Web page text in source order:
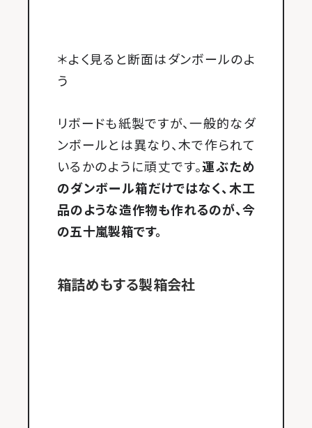
＊よく見ると断面はダンボールのよ
う
リボードも紙製ですが、一般的なダ
ンボールとは異なり、木で作られて
いるかのように頑丈です。運ぶため
のダンボール箱だけではなく、木工
品のような造作物も作れるのが、今
の五十嵐製箱です。
箱詰めもする製箱会社